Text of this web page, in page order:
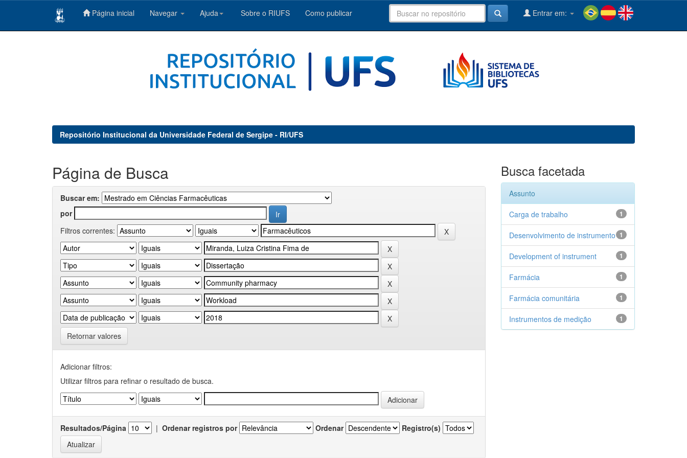
Página inicial Navegar Ajuda Sobre o RIUFS Como publicar Entrar em:
Repositório Institucional da Universidade Federal de Sergipe - RI/UFS
Página de Busca
Buscar em:
por
Filtros correntes:
Retornar valores
Adicionar filtros:
Utilizar filtros para refinar o resultado de busca.
Resultados/Página | Ordenar registros por Ordenar Registro(s)
Busca facetada
Assunto
1
Carga de trabalho
1
Desenvolvimento de instrumento
1
Development of instrument
1
Farmácia
1
Farmácia comunitária
1
Instrumentos de medição